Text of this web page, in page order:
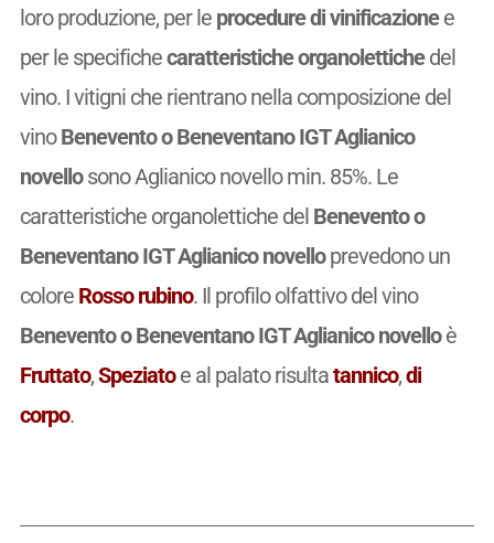
loro produzione, per le procedure di vinificazionee
per le specifichecaratteristiche organolettichedel
vino. I vitigni che rientrano nella composizione del
vinoBenevento o Beneventano IGT Aglianico
novellosono Aglianico novello min. 85%. Le
caratteristiche organolettiche delBenevento o
Beneventano IGT Aglianico novelloprevedono un
colore Rosso rubino. Il profilo olfattivo del vino
Benevento o Beneventano IGT Aglianico novelloè
Fruttato,Speziatoe al palato risultatannico,di
corpo.